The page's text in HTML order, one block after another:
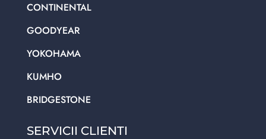
CONTINENTAL
GOODYEAR
YOKOHAMA
KUMHO
BRIDGESTONE
SERVICII CLIENTI